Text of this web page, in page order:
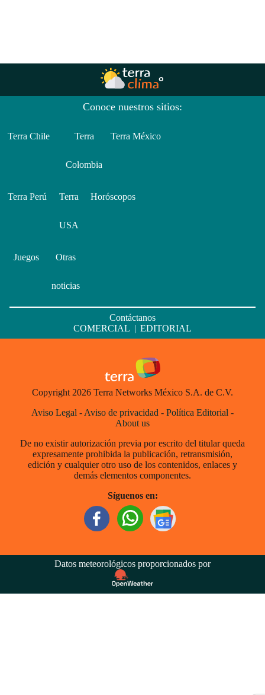
Conoce nuestros sitios:
Terra Chile Terra
Colombia
Terra México
Terra Perú Terra
USA
Horóscopos
Juegos Otras
noticias
Contáctanos
COMERCIAL | EDITORIAL
Copyright 2026 Terra Networks México S.A. de C.V.
Aviso Legal - Aviso de privacidad - Política Editorial -
About us
De no existir autorización previa por escrito del titular queda
expresamente prohibida la publicación, retransmisión,
edición y cualquier otro uso de los contenidos, enlaces y
demás elementos componentes.
Síguenos en:
Datos meteorológicos proporcionados por